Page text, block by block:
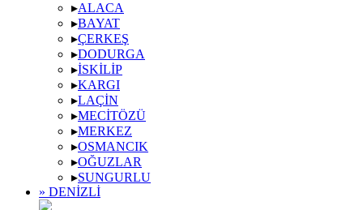
▸ALACA
▸BAYAT
▸ÇERKEŞ
▸DODURGA
▸İSKILIP
▸KARGI
▸LAÇIN
▸MECITÖZÜ
▸MERKEZ
▸OSMANCIK
▸OĞUZLAR
▸SUNGURLU
» DENIZLI